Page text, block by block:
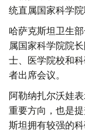
统直属国家科学院
哈萨克斯坦卫生
属国家科学院院
士、医学院校和
者出席会议。
阿勒纳扎尔沃娃
重要方向，也是
斯坦拥有较强的